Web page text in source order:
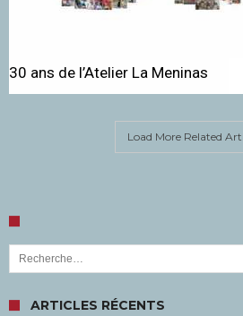
30 ans de l’Atelier La Meninas
Load More Related
Rechercher :
ARTICLES RÉCENTS